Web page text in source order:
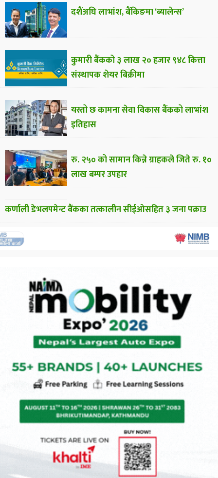
दशैंअघि लाभांश, बैंकिङमा ‘ब्यालेन्स’
कुमारी बैंकको ३ लाख २० हजार ९४८ कित्ता
संस्थापक शेयर बिक्रीमा
यस्तो छ कामना सेवा विकास बैंकको लाभांश
इतिहास
रु. २५० को सामान किन्ने ग्राहकले जिते रु. १०
लाख बम्पर उपहार
कर्णाली डेभलपमेन्ट बैंकका तत्कालीन सीईओसहित ३ जना पक्राउ